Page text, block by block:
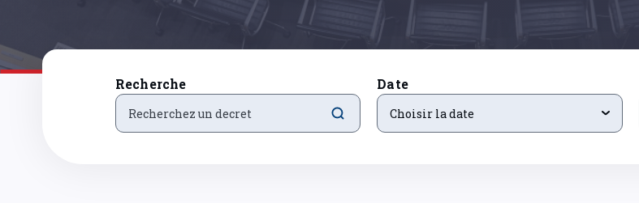
Recherche Date
Choisir la date